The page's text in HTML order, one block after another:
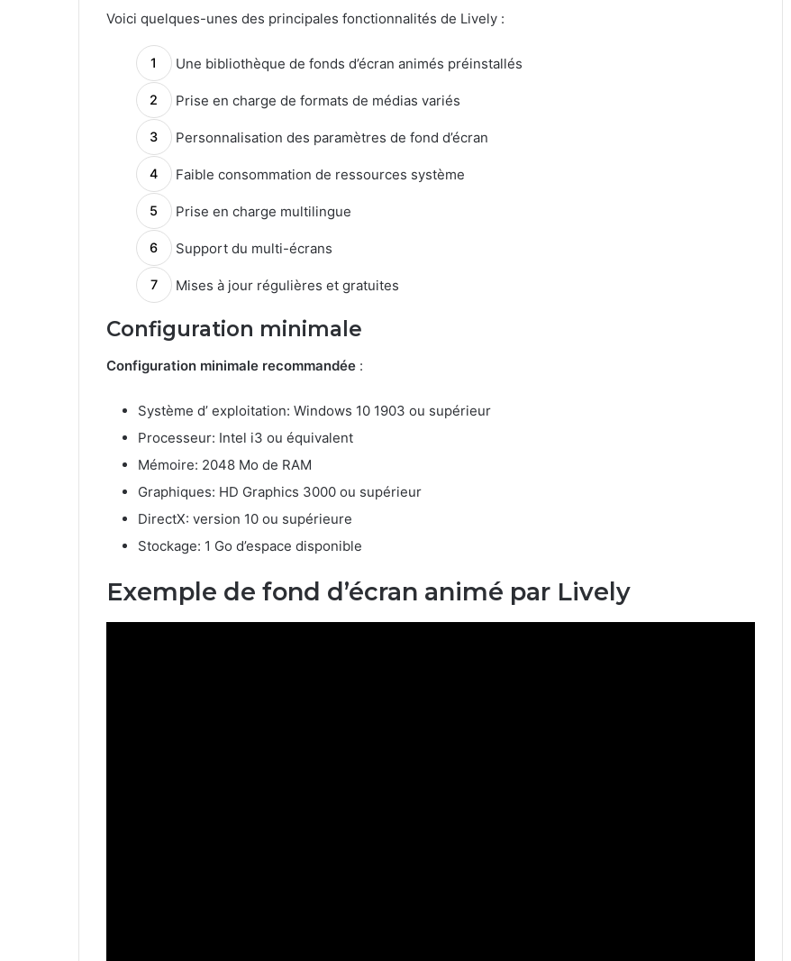
Voici quelques-unes des principales fonctionnalités de Lively :
Une bibliothèque de fonds d’écran animés préinstallés
Prise en charge de formats de médias variés
Personnalisation des paramètres de fond d’écran
Faible consommation de ressources système
Prise en charge multilingue
Support du multi-écrans
Mises à jour régulières et gratuites
Configuration minimale
Configuration minimale recommandée :
Système d’ exploitation: Windows 10 1903 ou supérieur
Processeur: Intel i3 ou équivalent
Mémoire: 2048 Mo de RAM
Graphiques: HD Graphics 3000 ou supérieur
DirectX: version 10 ou supérieure
Stockage: 1 Go d’espace disponible
Exemple de fond d’écran animé par Lively